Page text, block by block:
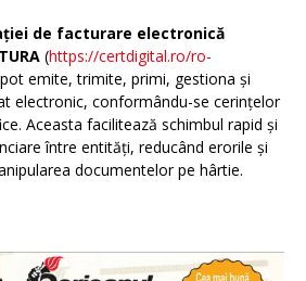
de facturare electronică
(https://certdigital.ro/ro-
emite, trimite, primi, gestiona și
electronic, conformându-se cerințelor
Aceasta facilitează schimbul rapid și
între entități, reducând erorile și
documentelor pe hârtie.